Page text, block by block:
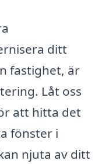
ditt
fastighet, är
Låt oss
att hitta det
fönster i
njuta av ditt